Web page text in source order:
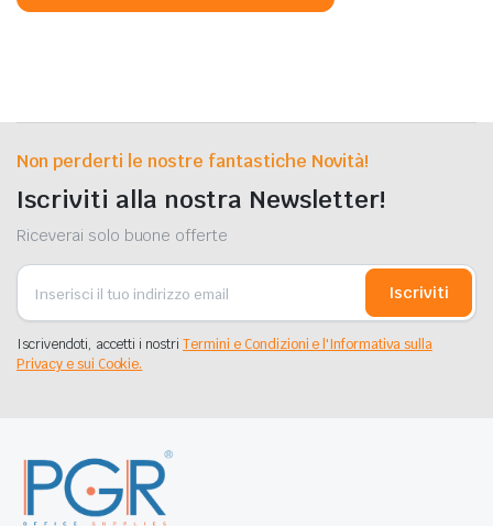
Non perderti le nostre fantastiche Novità!
Iscriviti alla nostra Newsletter!
Riceverai solo buone offerte
Iscriviti
Iscrivendoti, accetti i nostriTermini e Condizioni e l'Informativa sulla
Privacy e sui Cookie.